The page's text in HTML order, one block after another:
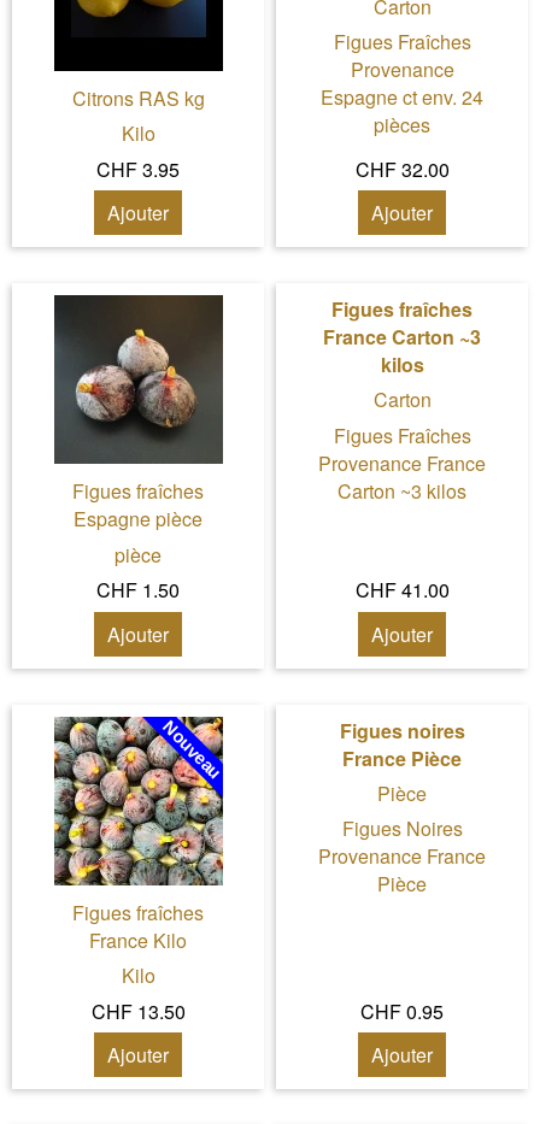
Citrons RAS kg
Kilo
CHF 3.95
Ajouter
Carton
Figues Fraîches
Provenance
Espagne ct env. 24
pièces
CHF 32.00
Ajouter
Figues fraîches
Espagne pièce
pièce
CHF 1.50
Ajouter
Figues fraîches
France Carton ~3
kilos
Carton
Figues Fraîches
Provenance France
Carton ~3 kilos
CHF 41.00
Ajouter
Figues fraîches
France Kilo
Kilo
CHF 13.50
Ajouter
Figues noires
France Pièce
Pièce
Figues Noires
Provenance France
Pièce
CHF 0.95
Ajouter